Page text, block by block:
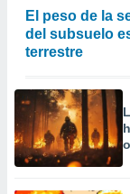
El peso de la
del subsuelo
terrestre